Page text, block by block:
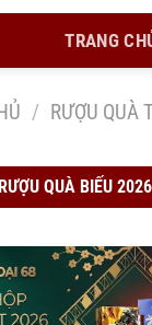
TRANG
/ RƯỢU QUÀ
RƯỢU QUÀ BIẾU 2026